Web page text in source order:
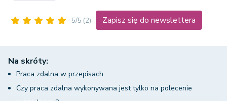
5/5 (2) Zapisz się do newslettera
Na skróty:
Praca zdalna w przepisach
Czy praca zdalna wykonywana jest tylko na polecenie